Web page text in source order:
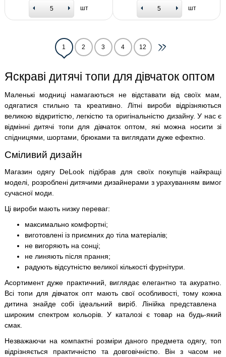
шт шт
1 2 3 4 12
Яскраві дитячі топи для дівчаток оптом
Маленькі модниці намагаються не відставати від своїх мам,
одягатися стильно та креативно. Літні вироби відрізняються
великою відкритістю, легкістю та оригінальністю дизайну. У нас є
відмінні дитячі топи для дівчаток оптом, які можна носити зі
спідницями, шортами, брюками та виглядати дуже ефектно.
Сміливий дизайн
Магазин одягу DeLook підібрав для своїх покупців найкращі
моделі, розроблені дитячими дизайнерами з урахуванням вимог
сучасної моди.
Ці вироби мають низку переваг:
максимально комфортні;
виготовлені із приємних до тіла матеріалів;
не вигоряють на сонці;
не линяють після прання;
радують відсутністю великої кількості фурнітури.
Асортимент дуже практичний, виглядає елегантно та акуратно.
Всі топи для дівчаток опт мають свої особливості, тому кожна
дитина знайде собі ідеальний виріб. Лінійка представлена ​​
широким спектром кольорів. У каталозі є товар на будь-який
смак.
Незважаючи на компактні розміри даного предмета одягу, топ
відрізняється практичністю та довговічністю. Він з часом не